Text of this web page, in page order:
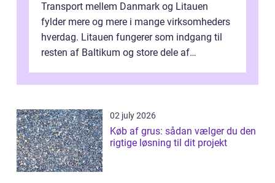
Transport mellem Danmark og Litauen
fylder mere og mere i mange virksomheders
hverdag. Litauen fungerer som indgang til
resten af Baltikum og store dele af
02 july 2026
Køb af grus: sådan vælger du den
rigtige løsning til dit projekt